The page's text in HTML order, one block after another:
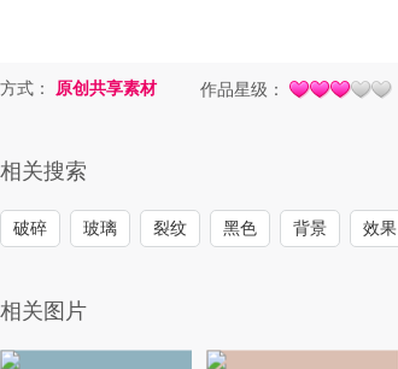
方式： 原创共享素材 作品星级：
相关搜索
破碎 玻璃 裂纹 黑色 背景 效果
相关图片